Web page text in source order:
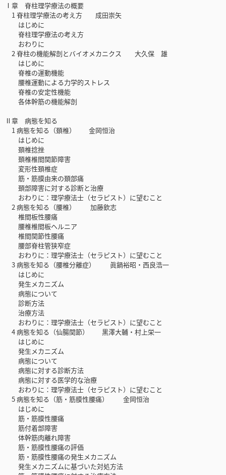
Ⅰ章 脊柱理学療法の概要
1 脊柱理学療法の考え方 成田崇矢
はじめに
脊柱理学療法の考え方
おわりに
2 脊柱の機能解剖とバイオメカニクス 大久保 雄
はじめに
脊椎の運動機能
腰椎運動による力学的ストレス
脊椎の安定性機能
各体幹筋の機能解剖
Ⅱ章 病態を知る
1 病態を知る（頚椎） 金岡恒治
はじめに
頚椎捻挫
頚椎椎間関節障害
変形性頚椎症
筋・筋膜由来の頚部痛
頚部障害に対する診断と治療
おわりに：理学療法士（セラピスト）に望むこと
2 病態を知る（腰椎） 加藤欽志
椎間板性腰痛
腰椎椎間板ヘルニア
椎間関節性腰痛
腰部脊柱管狭窄症
おわりに：理学療法士（セラピスト）に望むこと
3 病態を知る（腰椎分離症） 眞鍋裕昭・西良浩一
はじめに
発生メカニズム
病態について
診断方法
治療方法
おわりに：理学療法士（セラピスト）に望むこと
4 病態を知る（仙腸関節） 黒澤大輔・村上栄一
はじめに
発生メカニズム
病態について
病態に対する診断方法
病態に対する医学的な治療
おわりに：理学療法士（セラピスト）に望むこと
5 病態を知る（筋・筋膜性腰痛） 金岡恒治
はじめに
筋・筋膜性腰痛
筋付着部障害
体幹筋肉離れ障害
筋・筋膜性腰痛の評価
筋・筋膜性腰痛の発生メカニズム
発生メカニズムに基づいた対処方法